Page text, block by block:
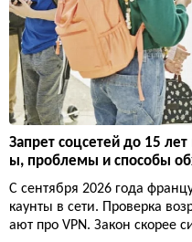
Запрет соцсетей до 15
ы, проблемы и способы
С сентября 2026 года
каунты в сети. Проверка
ают про VPN. Закон скорее